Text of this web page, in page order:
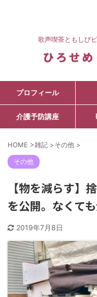
歌声喫茶ともしび
プロフィール
介護予防講座
HOME >雑記 >その他 >
その他
【物を減らす】
を公開。なくて
2019年7月8日